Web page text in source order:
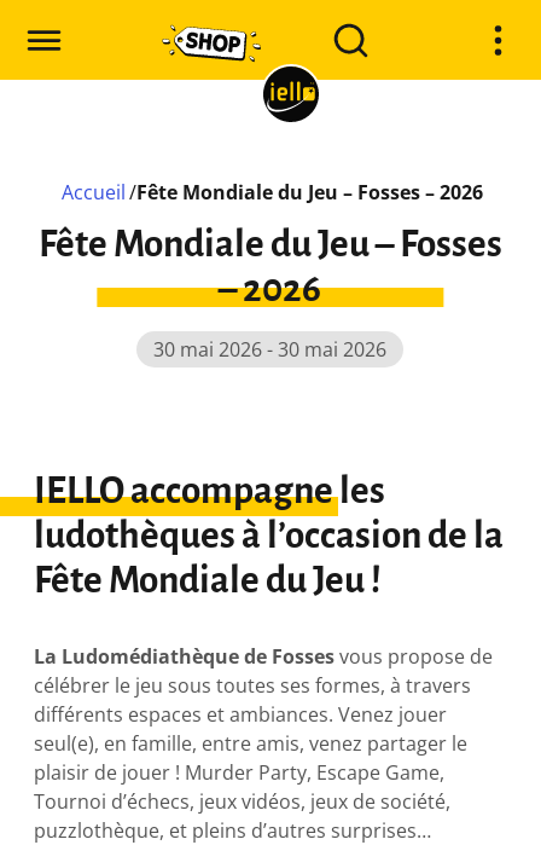
Accueil /Fête Mondiale du Jeu – Fosses – 2026
Fête Mondiale du Jeu – Fosses
– 2026
30 mai 2026 - 30 mai 2026
IELLO accompagne les
ludothèques à l’occasion de la
Fête Mondiale du Jeu !
La Ludomédiathèque de Fossesvous propose de
célébrer le jeu sous toutes ses formes, à travers
différents espaces et ambiances. Venez jouer
seul(e), en famille, entre amis, venez partager le
plaisir de jouer ! Murder Party, Escape Game,
Tournoi d’échecs, jeux vidéos, jeux de société,
puzzlothèque, et pleins d’autres surprises…